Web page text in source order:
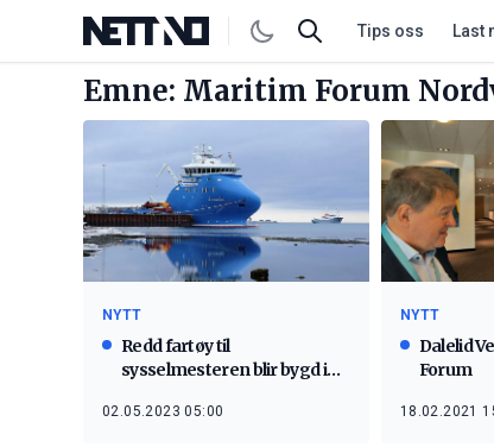
Tips oss Last
Emne: Maritim Forum
NYTT
Redd fartøy til
sysselmesteren blir bygd i
02.05.2023 05:00
NYTT
Dalelid
Forum
18.02.2021